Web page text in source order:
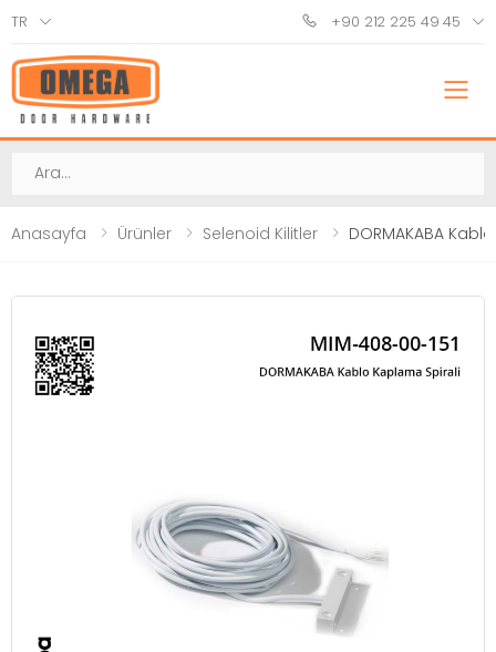
TR +90 212 225 49 45
Ara
Anasayfa Ürünler Selenoid Kilitler DORMAKABA